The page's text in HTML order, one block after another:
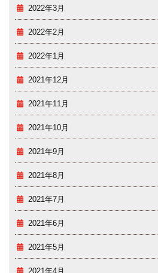
2022年3月
2022年2月
2022年1月
2021年12月
2021年11月
2021年10月
2021年9月
2021年8月
2021年7月
2021年6月
2021年5月
2021年4月